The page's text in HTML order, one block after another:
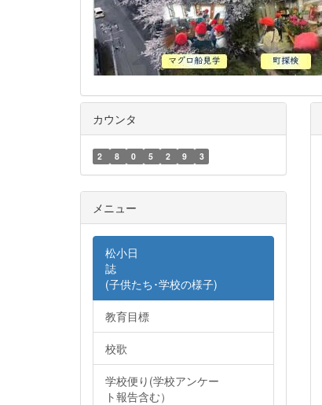
カウンタ
2 8 0 5 2 9 3
メニュー
松小日
誌
(子供たち･学校の様子)
教育目標
校歌
学校便り(学校アンケー
ト報告含む）